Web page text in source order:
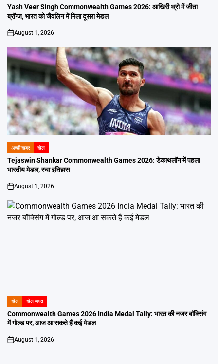
IN
Yash Veer Singh Commonwealth Games 2026: आखिरी थ्रो में जीता
ब्रॉन्ज, भारत को जैवलिन में मिला दूसरा मेडल
on
August 1, 2026
POSTED
IN
अच्छी खबर खेल
Tejaswin Shankar Commonwealth Games 2026: डेकाथलॉन में पहला
भारतीय मेडल, रचा इतिहास
on
August 1, 2026
POSTED
IN
खेल खेल जगत
Commonwealth Games 2026 India Medal Tally: भारत की नजर बॉक्सिंग
में गोल्ड पर, आज आ सकते हैं कई मेडल
on
August 1, 2026